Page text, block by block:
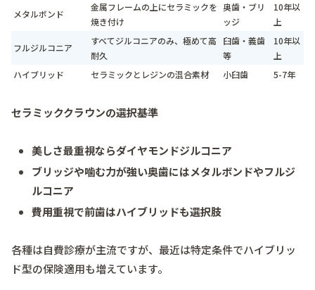
メタルボンド
金属フレームの上にセラミックを
焼き付け
奥歯・ブリ
ッジ
10年以
上
フルジルコニア
すべてジルコニアのみ、極めて高
耐久
臼歯・義歯
等
10年以
上
ハイブリッド
セラミックとレジンの混合素材 小臼歯 5-7年
セラミッククラウンの選択基準
美しさ最重視ならダイヤモンドジルコニア
ブリッジや噛む力が強い奥歯にはメタルボンドやフルジ
ルコニア
費用重視で前歯はハイブリッドも選択肢
各種は自費診療が主流ですが、最近は特定条件でハイブリッ
ド型の保険適用も増えています。